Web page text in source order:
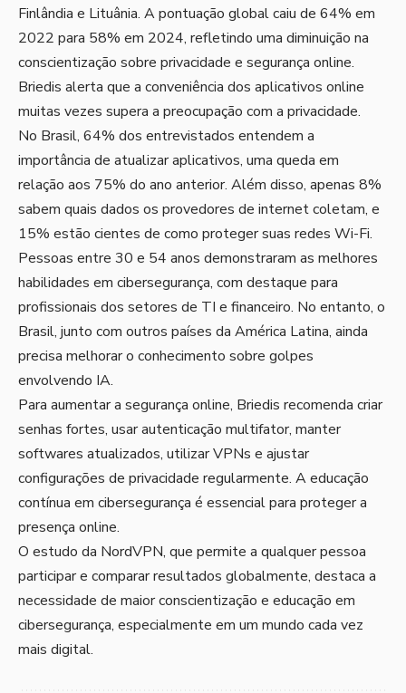
Finlândia e Lituânia. A pontuação global caiu de 64% em
2022 para 58% em 2024, refletindo uma diminuição na
conscientização sobre privacidade e segurança online.
Briedis alerta que a conveniência dos aplicativos online
muitas vezes supera a preocupação com a privacidade.
No Brasil, 64% dos entrevistados entendem a
importância de atualizar aplicativos, uma queda em
relação aos 75% do ano anterior. Além disso, apenas 8%
sabem quais dados os provedores de internet coletam, e
15% estão cientes de como proteger suas redes Wi-Fi.
Pessoas entre 30 e 54 anos demonstraram as melhores
habilidades em cibersegurança, com destaque para
profissionais dos setores de TI e financeiro. No entanto, o
Brasil, junto com outros países da América Latina, ainda
precisa melhorar o conhecimento sobre golpes
envolvendo IA.
Para aumentar a segurança online, Briedis recomenda criar
senhas fortes, usar autenticação multifator, manter
softwares atualizados, utilizar VPNs e ajustar
configurações de privacidade regularmente. A educação
contínua em cibersegurança é essencial para proteger a
presença online.
O estudo da NordVPN, que permite a qualquer pessoa
participar e comparar resultados globalmente, destaca a
necessidade de maior conscientização e educação em
cibersegurança, especialmente em um mundo cada vez
mais digital.